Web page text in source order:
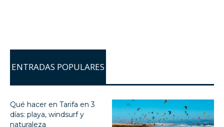
ENTRADAS POPULARES
Qué hacer en Tarifa en 3
días: playa, windsurf y
naturaleza